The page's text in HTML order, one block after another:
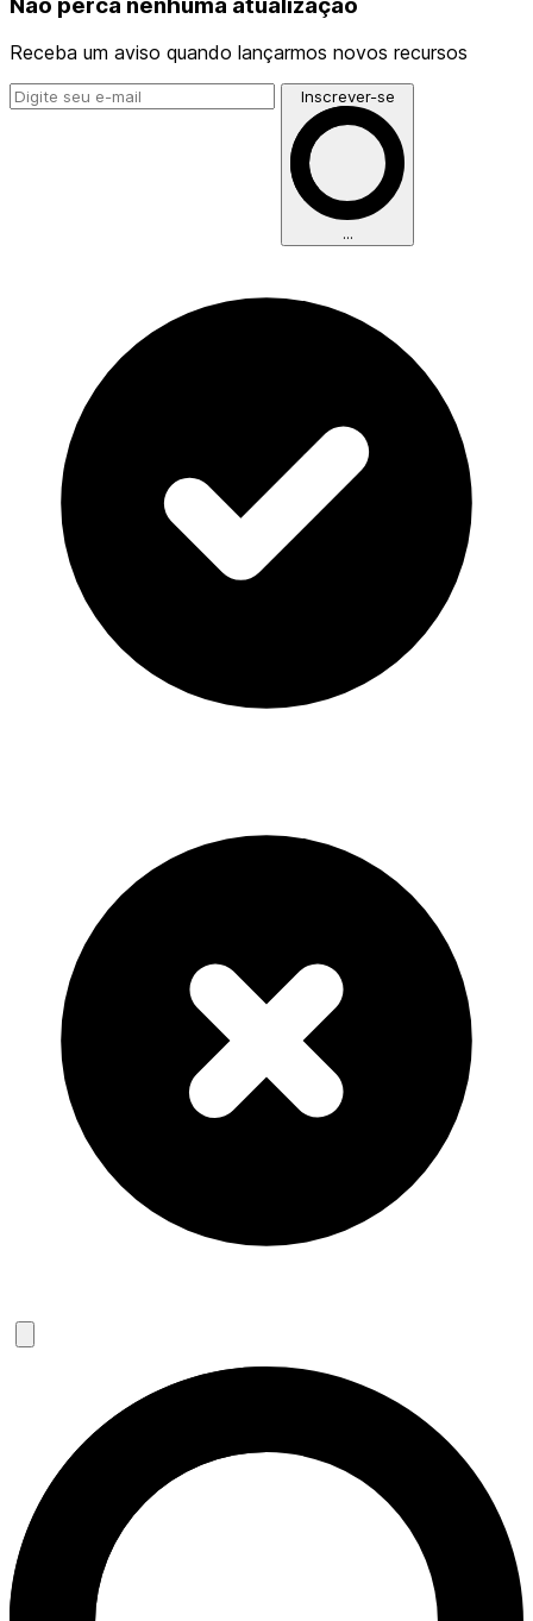
Receba um aviso quando lançarmos novos recursos
Endereço de email
Inscrever-se
...